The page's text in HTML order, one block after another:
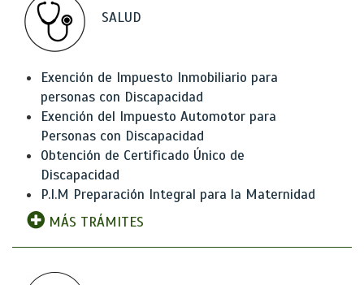
SALUD
Exención de Impuesto Inmobiliario para
personas con Discapacidad
Exención del Impuesto Automotor para
Personas con Discapacidad
Obtención de Certificado Único de
Discapacidad
P.I.M Preparación Integral para la Maternidad
MÁS TRÁMITES